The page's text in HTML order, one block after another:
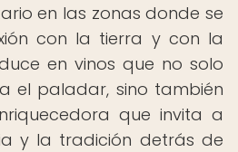
en las zonas donde se
con la tierra y con la
en vinos que no solo
el paladar, sino también
que invita a
y la tradición detrás de